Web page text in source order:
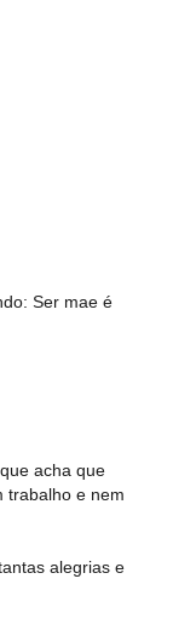
Ser mae é
acha que
trabalho e nem
alegrias e